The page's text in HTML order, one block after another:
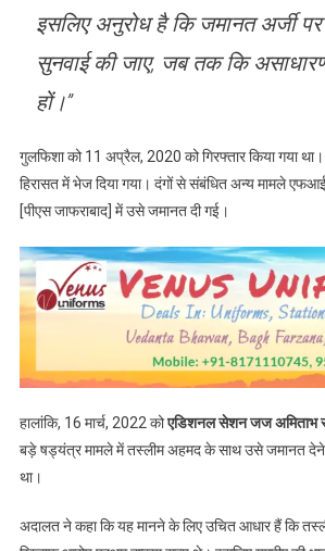
इसलिए अनुरोध है कि जमानत अर्जी
सुनवाई की जाए, जब तक कि असाधारण
हों।”
गुलफिशा को 11 अप्रैल, 2020 को गिरफ्तार किया गया
हिरासत में भेज दिया गया। दंगों से संबंधित अन्य मामले
[पीएस जाफराबाद] में उसे जमानत दी गई।
हालांकि, 16 मार्च, 2022 कोएडिशनल सेशन जज अमिताभ
बड़े षड्यंत्र मामले में तस्लीम अहमद के साथ उसे जमानत देने
था।
अदालत ने कहा कि यह मानने के लिए उचित आधार हैं कि